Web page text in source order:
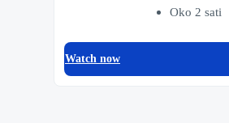
Oko 2 sati
Watch now